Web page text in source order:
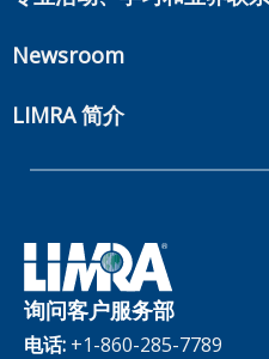
Annual Research Agenda
Benchmarks
Experience Studies
InfoCenter
Onboarding and
Market Development and
Annuities
Publications & Podcasts
Retirement Income Resources
Committees and Study
Newsroom
Fact Tank
Publications and Podcasts
LIMRA 简介
公司治理
Careers
The InfoCenter
询问客户服务部
电话: +1-860-285-7789